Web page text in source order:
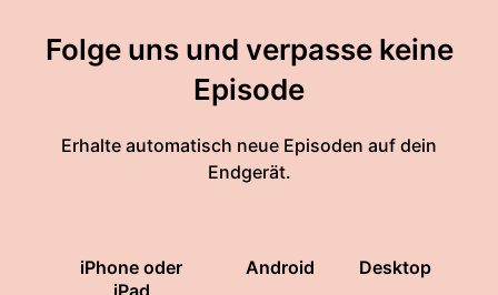
Folge uns und verpasse keine
Episode
Erhalte automatisch neue Episoden auf dein
Endgerät.
iPhone oder
iPad
Android Desktop